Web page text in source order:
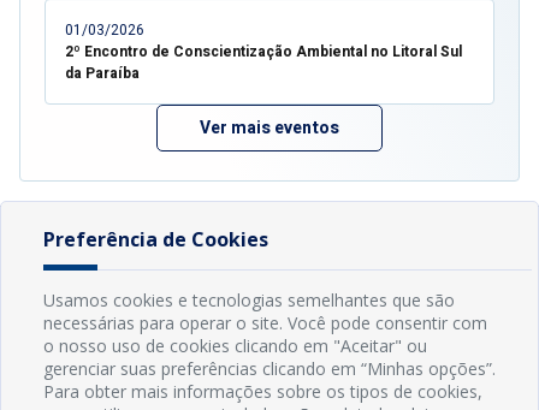
01/03/2026
2º Encontro de Conscientização Ambiental no Litoral Sul
da Paraíba
Ver mais eventos
Preferência de Cookies
Usamos cookies e tecnologias semelhantes que são
necessárias para operar o site. Você pode consentir com
o nosso uso de cookies clicando em "Aceitar" ou
gerenciar suas preferências clicando em “Minhas opções”.
Para obter mais informações sobre os tipos de cookies,